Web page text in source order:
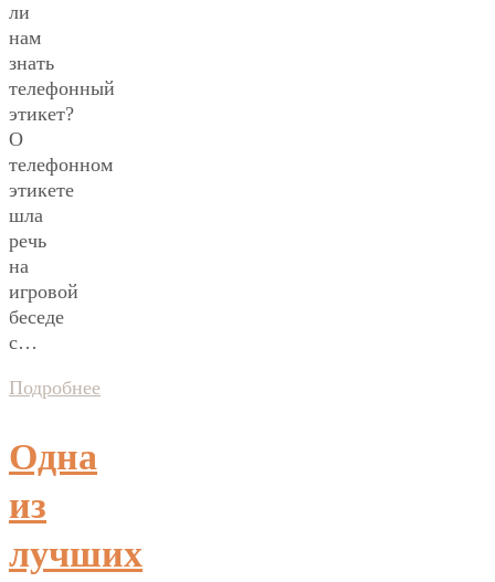
ли
нам
знать
телефонный
этикет?
О
телефонном
этикете
шла
речь
на
игровой
беседе
с…
Подробнее
Одна
из
лучших